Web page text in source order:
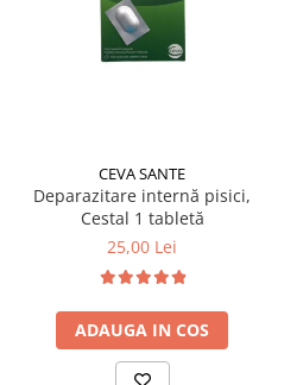
CEVA SANTE
Deparazitare internă pisici,
Cestal 1 tabletă
25,00 Lei
ADAUGA IN COS